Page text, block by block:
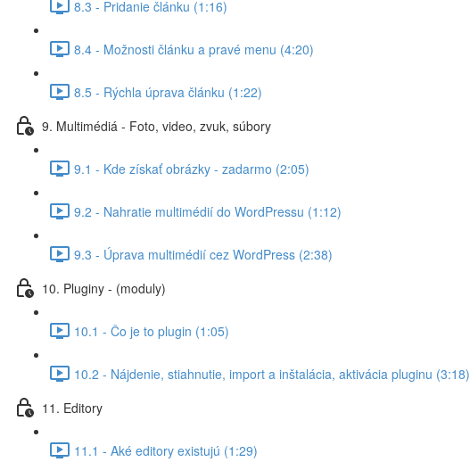
8.3 - Pridanie článku (1:16)
8.4 - Možnosti článku a pravé menu (4:20)
8.5 - Rýchla úprava článku (1:22)
9. Multimédiá - Foto, video, zvuk, súbory
9.1 - Kde získať obrázky - zadarmo (2:05)
9.2 - Nahratie multimédií do WordPressu (1:12)
9.3 - Úprava multimédií cez WordPress (2:38)
10. Pluginy - (moduly)
10.1 - Čo je to plugin (1:05)
10.2 - Nájdenie, stiahnutie, import a inštalácia, aktivácia pluginu (3:18)
11. Editory
11.1 - Aké editory existujú (1:29)